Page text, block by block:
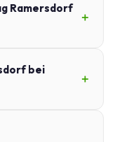
Ramersdorf
bei